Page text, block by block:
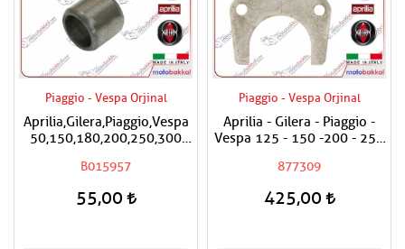
Piaggio - Vespa Orjinal
Aprilia,Gilera,Piaggio,Vespa
50,150,180,200,250,300
Fiyatıdır
B015957
55,00
Piaggio - Vespa Orjinal
Aprilia - Gilera - Piaggio -
Vespa 125 - 150 -200 - 250
Hilali
877309
425,00